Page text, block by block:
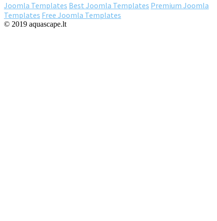
Joomla Templates Best Joomla Templates Premium Joomla
Templates Free Joomla Templates
© 2019 aquascape.lt